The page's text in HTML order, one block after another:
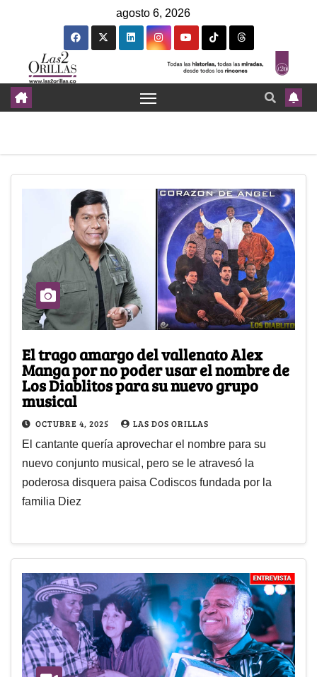
agosto 6, 2026
El trago amargo del vallenato Alex
Manga por no poder usar el nombre de
Los Diablitos para su nuevo grupo
musical
OCTUBRE 4, 2025 LAS DOS ORILLAS
El cantante quería aprovechar el nombre para su
nuevo conjunto musical, pero se le atravesó la
poderosa disquera paisa Codiscos fundada por la
familia Diez